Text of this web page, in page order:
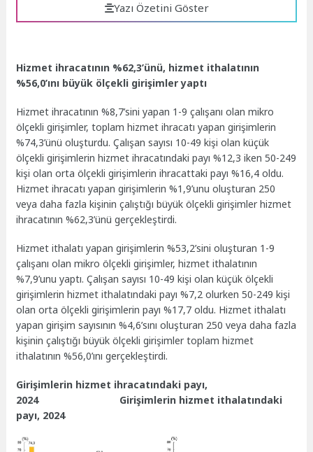
Yazı Özetini Göster
Hizmet ihracatının %62,3’ünü, hizmet ithalatının
%56,0’ını büyük ölçekli girişimler yaptı
Hizmet ihracatının %8,7’sini yapan 1-9 çalışanı olan mikro
ölçekli girişimler, toplam hizmet ihracatı yapan girişimlerin
%74,3’ünü oluşturdu. Çalışan sayısı 10-49 kişi olan küçük
ölçekli girişimlerin hizmet ihracatındaki payı %12,3 iken 50-249
kişi olan orta ölçekli girişimlerin ihracattaki payı %16,4 oldu.
Hizmet ihracatı yapan girişimlerin %1,9’unu oluşturan 250
veya daha fazla kişinin çalıştığı büyük ölçekli girişimler hizmet
ihracatının %62,3’ünü gerçekleştirdi.
Hizmet ithalatı yapan girişimlerin %53,2’sini oluşturan 1-9
çalışanı olan mikro ölçekli girişimler, hizmet ithalatının
%7,9’unu yaptı. Çalışan sayısı 10-49 kişi olan küçük ölçekli
girişimlerin hizmet ithalatındaki payı %7,2 olurken 50-249 kişi
olan orta ölçekli girişimlerin payı %17,7 oldu. Hizmet ithalatı
yapan girişim sayısının %4,6’sını oluşturan 250 veya daha fazla
kişinin çalıştığı büyük ölçekli girişimler toplam hizmet
ithalatının %56,0’ını gerçekleştirdi.
Girişimlerin hizmet ihracatındaki payı,
2024 Girişimlerin hizmet ithalatındaki
payı, 2024